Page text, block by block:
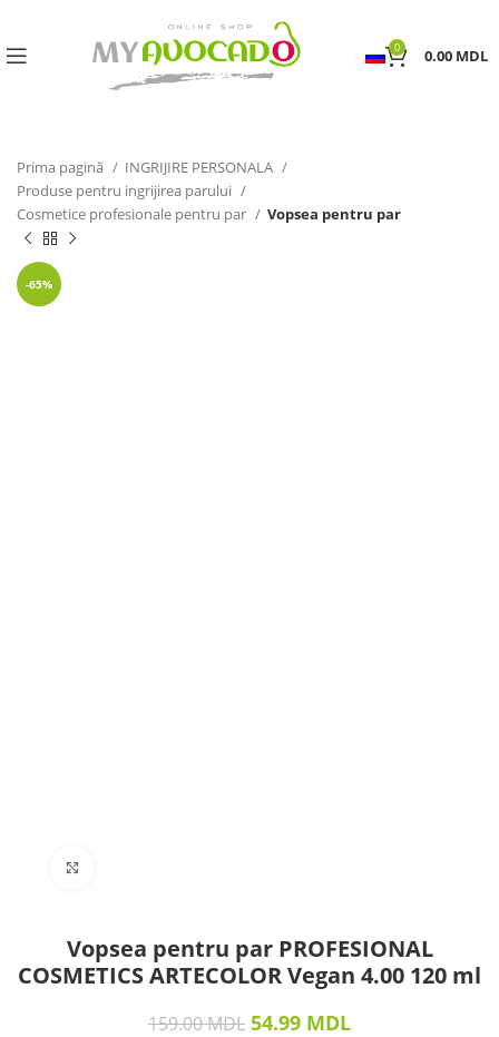
0 0.00 MDL
Prima pagină
INGRIJIRE PERSONALA
Produse pentru ingrijirea parului
Cosmetice profesionale pentru par
Vopsea pentru par
-65%
Vopsea pentru par PROFESIONAL
COSMETICS ARTECOLOR Vegan 4.00 120 ml
159.00MDL 54.99 MDL